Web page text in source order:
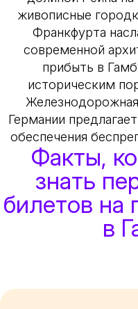
живописные
Франкфурта
современной
прибыть в
историческим
Германии
обеспечения
Факты,
знать
билетов на
в